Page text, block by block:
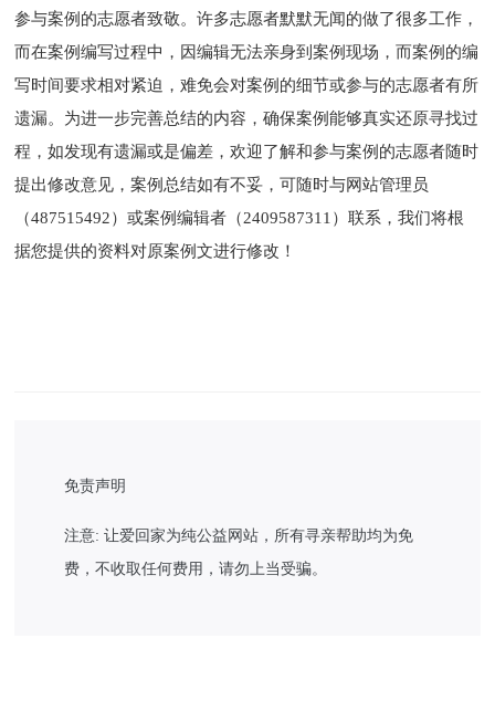
参与案例的志愿者致敬。许多志愿者默默无闻的做了很多工作，
而在案例编写过程中，因编辑无法亲身到案例现场，而案例的编
写时间要求相对紧迫，难免会对案例的细节或参与的志愿者有所
遗漏。为进一步完善总结的内容，确保案例能够真实还原寻找过
程，如发现有遗漏或是偏差，欢迎了解和参与案例的志愿者随时
提出修改意见，案例总结如有不妥，可随时与网站管理员
（487515492）或案例编辑者（2409587311）联系，我们将根
据您提供的资料对原案例文进行修改！
免责声明
注意: 让爱回家为纯公益网站，所有寻亲帮助均为免
费，不收取任何费用，请勿上当受骗。